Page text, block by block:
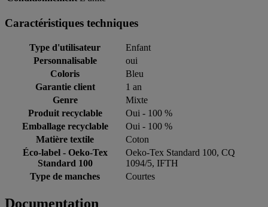
Caractéristiques techniques
Type d'utilisateur
Enfant
Personnalisable
oui
Coloris
Bleu
Garantie client
1 an
Genre
Mixte
Produit recyclable
Oui - 100 %
Emballage recyclable
Oui - 100 %
Matière textile
Coton
Éco-label - Oeko-Tex
Standard 100
Oeko-Tex Standard 100, CQ
1094/5, IFTH
Type de manches
Courtes
Documentation